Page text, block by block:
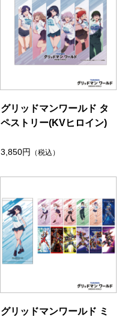
グリッドマンワールド タ
ペストリー(KVヒロイン)
3,850円 （税込）
グリッドマンワールド ミ